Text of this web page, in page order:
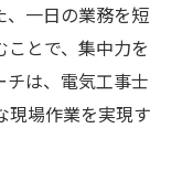
、一日の業務を短
とで、集中力を
は、電気工事士
現場作業を実現す